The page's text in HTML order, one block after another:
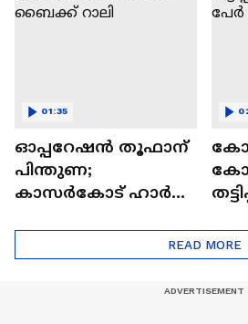
ഓപ്പറേഷൻ തൂഫാന്
പിന്തുണ;
കാസർകോട് ഹാർലി
01:35
READ MORE